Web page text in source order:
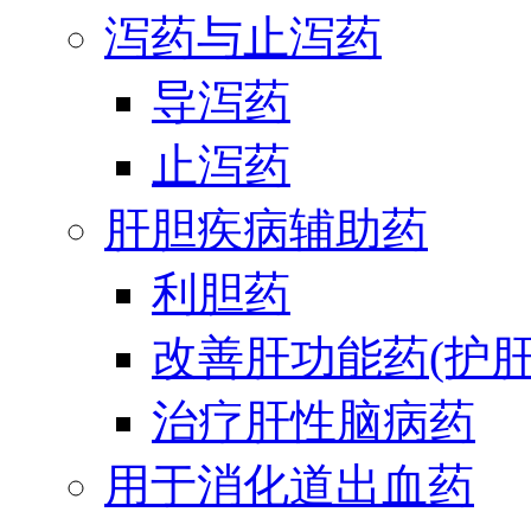
泻药与止泻药
导泻药
止泻药
肝胆疾病辅助药
利胆药
改善肝功能药(护
治疗肝性脑病药
用于消化道出血药